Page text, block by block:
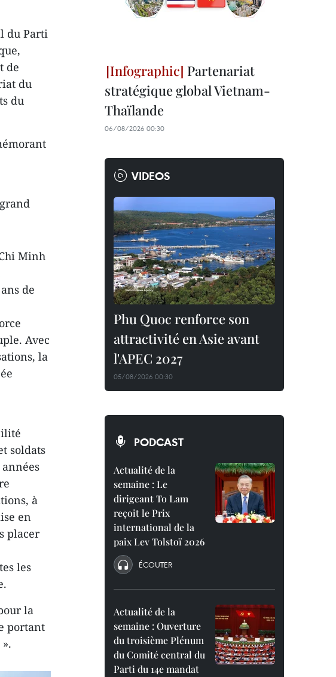
du Parti
de
du
du
Minh
de
Avec
la
soldats
à
en
placer
les
la
portant
Partenariat
stratégique global Vietnam-
Thaïlande
06/08/2026 00:30
VIDEOS
Phu Quoc renforce son
attractivité en Asie avant
l'APEC 2027
05/08/2026 00:30
PODCAST
Actualité de la
semaine : Le
dirigeant To Lam
reçoit le Prix
international de la
paix Lev Tolstoï 2026
ÉCOUTER
Actualité de la
semaine : Ouverture
du troisième Plénum
du Comité central du
Parti du 14e mandat